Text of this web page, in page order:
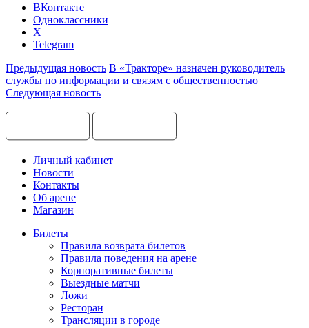
ВКонтакте
Одноклассники
X
Telegram
Предыдущая новость В «Тракторе» назначен руководитель
службы по информации и связям с общественностью
Следующая новость
Личный кабинет
Новости
Контакты
Об арене
Магазин
Билеты
Правила возврата билетов
Правила поведения на арене
Корпоративные билеты
Выездные матчи
Ложи
Ресторан
Трансляции в городе